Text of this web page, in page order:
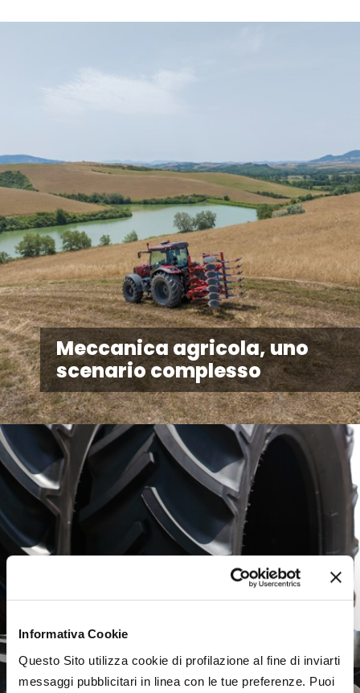
Informativa Cookie
Questo Sito utilizza cookie di profilazione al fine di inviarti
messaggi pubblicitari in linea con le tue preferenze. Puoi
Meccanica agricola, uno
scenario complesso